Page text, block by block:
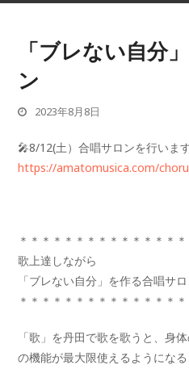
「ブレない自分
ン
2023年8月8日
🎤8/12(土）合唱サロンを行いま
https://amatomusica.com/
＊＊＊＊＊＊＊＊＊＊＊＊＊＊＊
歌上達しながら
「ブレない自分」を作る合唱サ
＊＊＊＊＊＊＊＊＊＊＊＊＊＊＊
「歌」を丹田で歌を歌うと、身
の機能が最大限使えるようにな